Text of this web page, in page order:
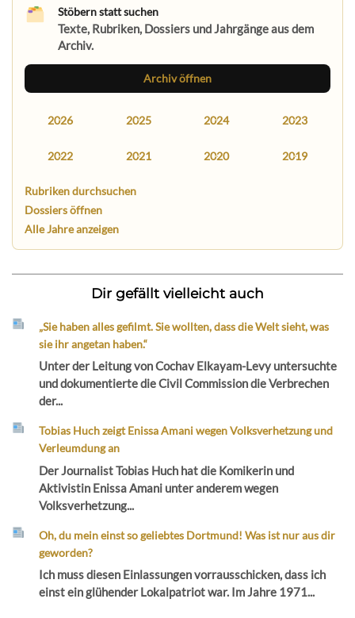
Stöbern statt suchen
Texte, Rubriken, Dossiers und Jahrgänge aus dem
Archiv.
Archiv öffnen
2026 2025 2024 2023
2022 2021 2020 2019
Rubriken durchsuchen
Dossiers öffnen
Alle Jahre anzeigen
Dir gefällt vielleicht auch
„Sie haben alles gefilmt. Sie wollten, dass die Welt sieht, was
sie ihr angetan haben.“
Unter der Leitung von Cochav Elkayam-Levy untersuchte
und dokumentierte die Civil Commission die Verbrechen
der...
Tobias Huch zeigt Enissa Amani wegen Volksverhetzung und
Verleumdung an
Der Journalist Tobias Huch hat die Komikerin und
Aktivistin Enissa Amani unter anderem wegen
Volksverhetzung...
Oh, du mein einst so geliebtes Dortmund! Was ist nur aus dir
geworden?
Ich muss diesen Einlassungen vorrausschicken, dass ich
einst ein glühender Lokalpatriot war. Im Jahre 1971...